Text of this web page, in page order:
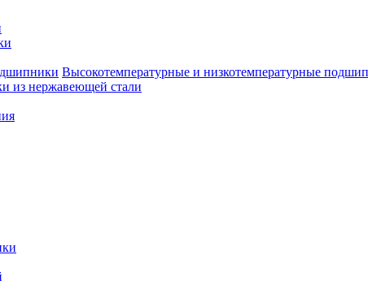
Высокотемпературные и низкотемпературные
из нержавеющей стали